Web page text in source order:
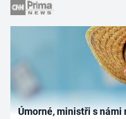
Úmorné, ministři s námi